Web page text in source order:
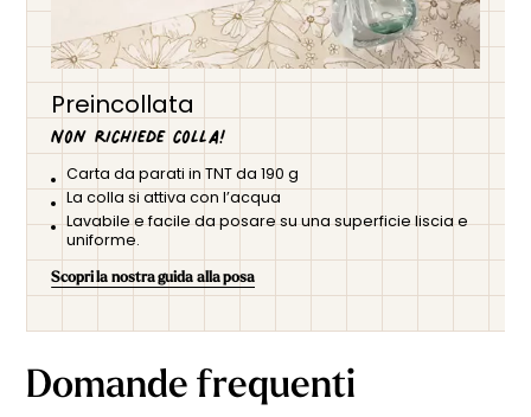
Preincollata
Non richiede colla!
Carta da parati in TNT da 190 g
La colla si attiva con l’acqua
Lavabile e facile da posare su una superficie liscia e
uniforme.
Scopri la nostra guida alla posa
Domande frequenti